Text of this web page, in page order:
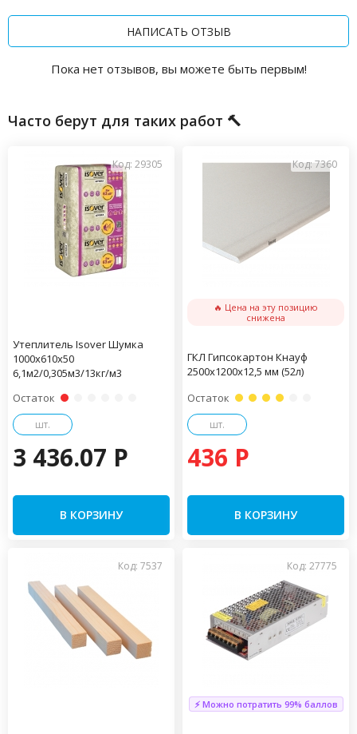
НАПИСАТЬ ОТЗЫВ
Пока нет отзывов, вы можете быть первым!
Часто берут для таких работ 🔨
Код: 29305
Утеплитель Isover Шумка
1000х610х50
6,1м2/0,305м3/13кг/м3
Остаток
шт.
3 436.07 P
В КОРЗИНУ
Код: 7360
🔥 Цена на эту позицию
снижена
ГКЛ Гипсокартон Кнауф
2500х1200х12,5 мм (52л)
Остаток
шт.
436 P
В КОРЗИНУ
Код: 7537 Код: 27775
⚡ Можно потратить 99% баллов